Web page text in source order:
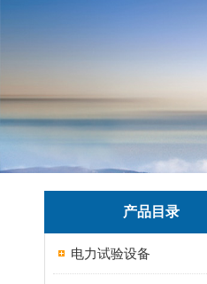
产品目录
电力试验设备